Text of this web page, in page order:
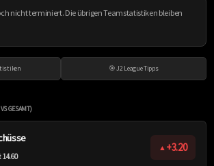
nicht terminiert. Die übrigen Teamstatistiken bleiben
🎯 J2 League Tipps
GESAMT)
14.60
▲ +3.20